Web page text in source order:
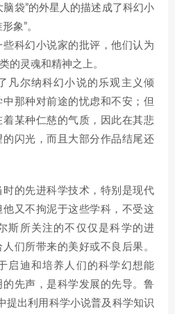
袋”的外星人的描述成了科幻小
象”。
科幻小说家的批评，他们认为
的灵魂和精神之上。
凡尔纳科幻小说的乐观主义倾
那种对前途的忧虑和不安；但
某种仁慈的气质，因此在其悲
闪光，而且大部分作品结尾还
的先进科学技术，特别是现代
又不拘泥于这些学科，不受这
斯所关注的不仅仅是科学的进
们所带来的美好或不良后果。
启迪和培养人们的科学幻想能
先声，是科学发展的先导。鲁
提出利用科学小说普及科学知识